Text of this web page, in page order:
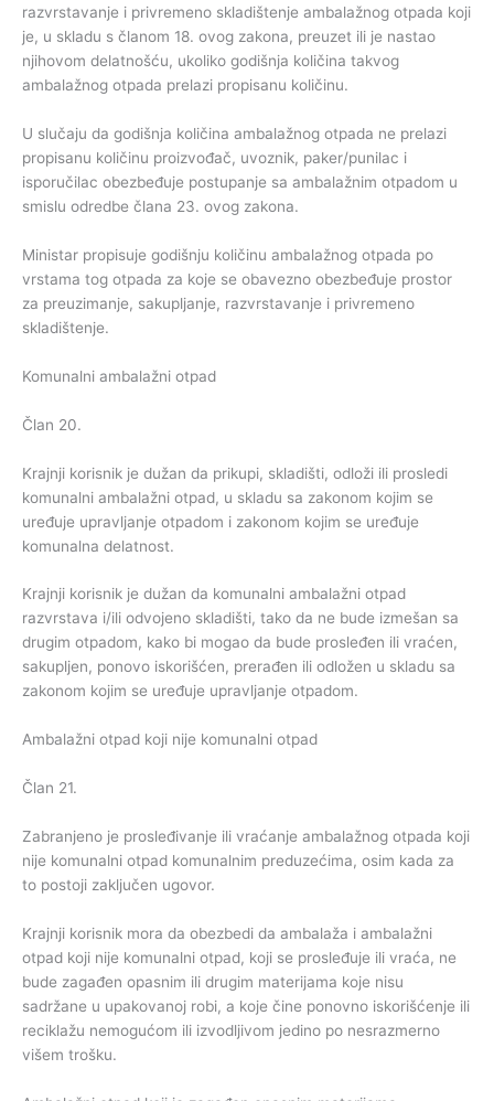
razvrstavanje i privremeno skladištenje ambalažnog otpada koji
je, u skladu s članom 18. ovog zakona, preuzet ili je nastao
njihovom delatnošću, ukoliko godišnja količina takvog
ambalažnog otpada prelazi propisanu količinu.
U slučaju da godišnja količina ambalažnog otpada ne prelazi
propisanu količinu proizvođač, uvoznik, paker/punilac i
isporučilac obezbeđuje postupanje sa ambalažnim otpadom u
smislu odredbe člana 23. ovog zakona.
Ministar propisuje godišnju količinu ambalažnog otpada po
vrstama tog otpada za koje se obavezno obezbeđuje prostor
za preuzimanje, sakupljanje, razvrstavanje i privremeno
skladištenje.
Komunalni ambalažni otpad
Član 20.
Krajnji korisnik je dužan da prikupi, skladišti, odloži ili prosledi
komunalni ambalažni otpad, u skladu sa zakonom kojim se
uređuje upravljanje otpadom i zakonom kojim se uređuje
komunalna delatnost.
Krajnji korisnik je dužan da komunalni ambalažni otpad
razvrstava i/ili odvojeno skladišti, tako da ne bude izmešan sa
drugim otpadom, kako bi mogao da bude prosleđen ili vraćen,
sakupljen, ponovo iskorišćen, prerađen ili odložen u skladu sa
zakonom kojim se uređuje upravljanje otpadom.
Ambalažni otpad koji nije komunalni otpad
Član 21.
Zabranjeno je prosleđivanje ili vraćanje ambalažnog otpada koji
nije komunalni otpad komunalnim preduzećima, osim kada za
to postoji zaključen ugovor.
Krajnji korisnik mora da obezbedi da ambalaža i ambalažni
otpad koji nije komunalni otpad, koji se prosleđuje ili vraća, ne
bude zagađen opasnim ili drugim materijama koje nisu
sadržane u upakovanoj robi, a koje čine ponovno iskorišćenje ili
reciklažu nemogućom ili izvodljivom jedino po nesrazmerno
višem trošku.